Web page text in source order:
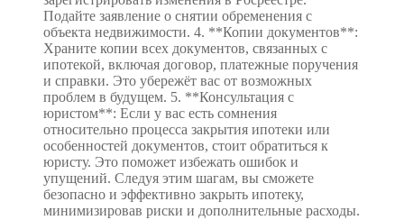
Подайте заявление о снятии обременения с
объекта недвижимости. 4. **Копии документов**:
Храните копии всех документов, связанных с
ипотекой, включая договор, платежные поручения
и справки. Это убережёт вас от возможных
проблем в будущем. 5. **Консультация с
юристом**: Если у вас есть сомнения
относительно процесса закрытия ипотеки или
особенностей документов, стоит обратиться к
юристу. Это поможет избежать ошибок и
упущений. Следуя этим шагам, вы сможете
безопасно и эффективно закрыть ипотеку,
минимизировав риски и дополнительные расходы.